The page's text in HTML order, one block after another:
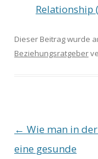
Relationship
Dieser Beitrag wurde
Beziehungsratgeber
Beitrags-
Navigation
← Wie man in
eine gesunde